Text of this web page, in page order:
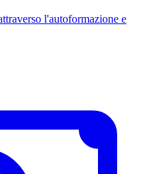
l'autoformazione e